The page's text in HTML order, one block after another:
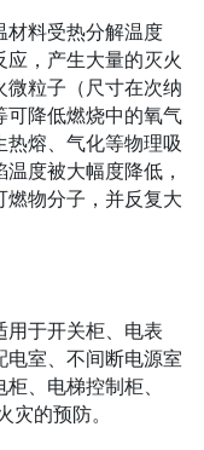
材料受热分解温度
应，产生大量的灭火
微粒子（尺寸在次纳
可降低燃烧中的氧气
熔、气化等物理吸
度被大幅度降低，
燃物分子，并反复大
用于开关柜、电表
电室、不间断电源室
、电梯控制柜、
灾的预防。